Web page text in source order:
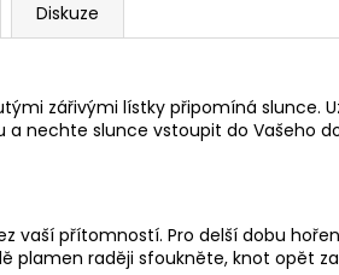
Diskuze
žlutými zářivými lístky připomíná
a nechte slunce vstoupit do Vašeho
vaší přítomností. Pro delší dobu
plamen raději sfoukněte, knot opět